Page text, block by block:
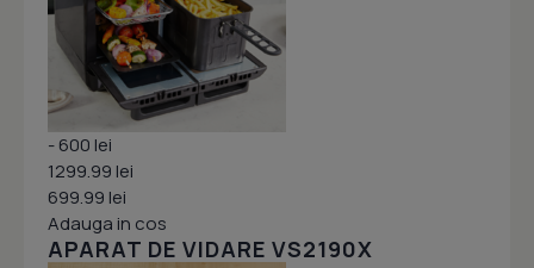
- 600 lei
1299.99 lei
699.99 lei
Adauga in cos
APARAT DE VIDARE VS2190X